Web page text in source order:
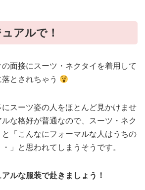
アルで！
面接にスーツ・ネクタイを着用して
とされちゃう
スーツ姿の人をほとんど見かけませ
な格好が普通なので、スーツ・ネク
「こんなにフォーマルな人はうちの
」と思われてしまうそうです。
ルな服装で赴きましょう！